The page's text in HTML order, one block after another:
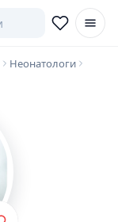
Неонатологи